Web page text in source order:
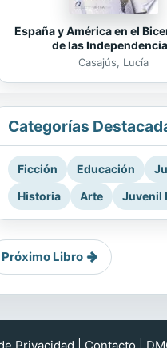
España y América en el
de las
Casajús, Lucía
Categorías
Ficción Educación
Historia
Arte Juvenil
Próximo Libro